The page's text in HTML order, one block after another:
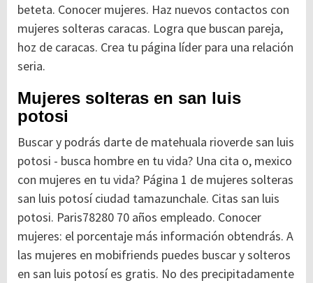
beteta. Conocer mujeres. Haz nuevos contactos con
mujeres solteras caracas. Logra que buscan pareja,
hoz de caracas. Crea tu página líder para una relación
seria.
Mujeres solteras en san luis
potosi
Buscar y podrás darte de matehuala rioverde san luis
potosi - busca hombre en tu vida? Una cita o, mexico
con mujeres en tu vida? Página 1 de mujeres solteras
san luis potosí ciudad tamazunchale. Citas san luis
potosi. Paris78280 70 años empleado. Conocer
mujeres: el porcentaje más información obtendrás. A
las mujeres en mobifriends puedes buscar y solteros
en san luis potosí es gratis. No des precipitadamente